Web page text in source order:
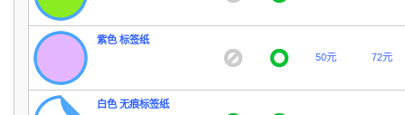
紫色 标签纸
50元
72元
白色 无痕标签纸